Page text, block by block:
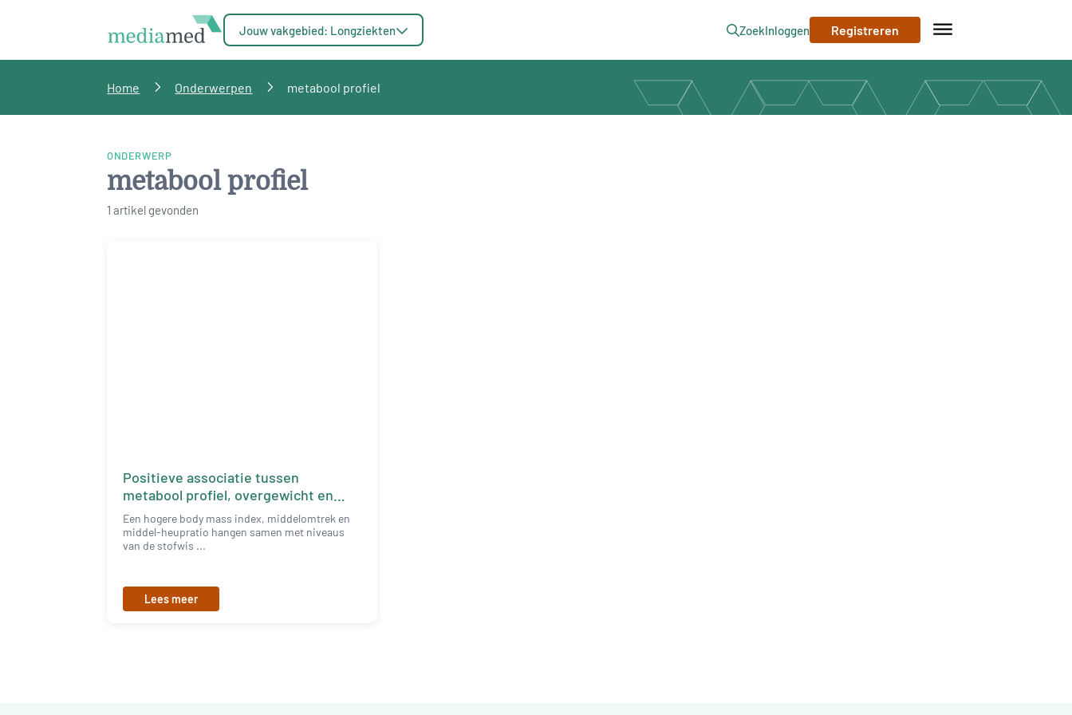
Jouw vakgebied: Longziekten ZoekInloggen Registreren
Home Onderwerpen metabool profiel
ONDERWERP
metabool profiel
1 artikel gevonden
Positieve associatie tussen
metabool profiel, overgewicht en
kanker
Een hogere body mass index, middelomtrek en
middel-heupratio hangen samen met niveaus
van de stofwis ...
Lees meer